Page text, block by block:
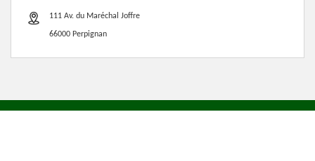
111 Av. du Maréchal Joffre
66000 Perpignan